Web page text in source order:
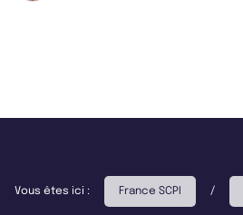
Vous êtes ici : France SCPI /